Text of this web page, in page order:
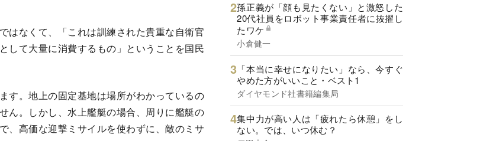
はなくて、「これは訓練された貴重な自衛官
して大量に消費するもの」ということを国民
す。地上の固定基地は場所がわかっているの
ん。しかし、水上艦艇の場合、周りに艦艇の
、高価な迎撃ミサイルを使わずに、敵のミサ
孫正義が「顔も見たくない」と激怒した
20代社員をロボット事業責任者に抜擢し
たワケ
小倉健一
「本当に幸せになりたい」なら、今すぐ
やめた方がいいこと・ベスト1
ダイヤモンド社書籍編集局
集中力が高い人は「疲れたら休憩」をし
ない。では、いつ休む？